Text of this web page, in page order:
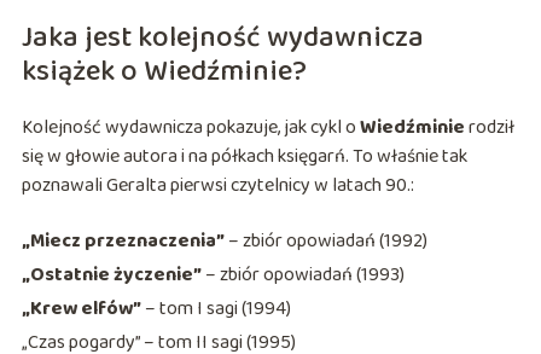
Jaka jest kolejność wydawnicza
książek o Wiedźminie?
Kolejność wydawnicza pokazuje, jak cykl oWiedźminierodził
się w głowie autora i na półkach księgarń. To właśnie tak
poznawali Geralta pierwsi czytelnicy w latach 90.:
„Miecz przeznaczenia”– zbiór opowiadań (1992)
„Ostatnie życzenie”– zbiór opowiadań (1993)
„Krew elfów”– tom I sagi (1994)
„Czas pogardy” – tom II sagi (1995)